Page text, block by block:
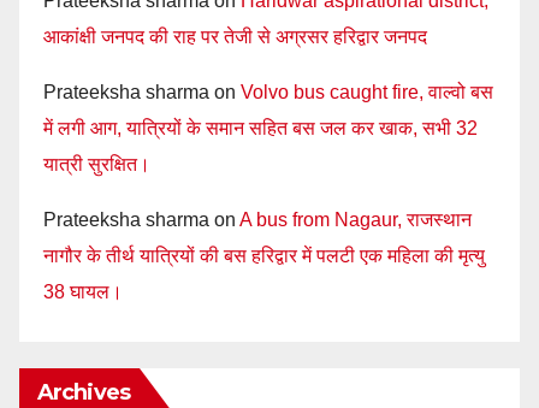
आकांक्षी जनपद की राह पर तेजी से अग्रसर हरिद्वार जनपद
Prateeksha sharma on Volvo bus caught fire, वाल्वो बस
में लगी आग, यात्रियों के समान सहित बस जल कर खाक, सभी 32
यात्री सुरक्षित।
Prateeksha sharma on A bus from Nagaur, राजस्थान
नागौर के तीर्थ यात्रियों की बस हरिद्वार में पलटी एक महिला की मृत्यु
38 घायल।
Archives